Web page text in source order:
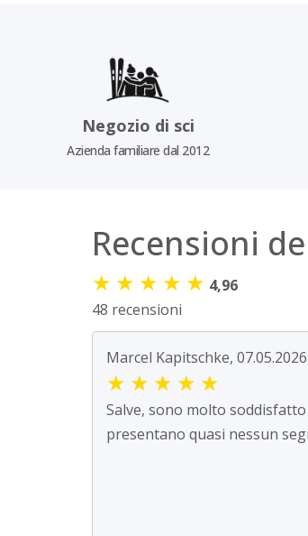
Negozio di sci
Azienda familiare dal 2012
Recensioni
★ ★ ★ ★ ★ 4,96
48 recensioni
Marcel Kapitschke, 07.05.2026
★ ★ ★ ★ ★
Salve, sono molto
presentano quasi nessun